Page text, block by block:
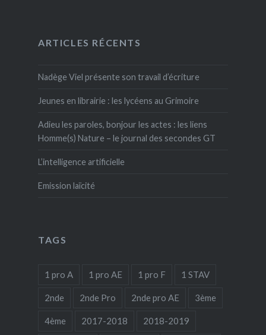
ARTICLES RÉCENTS
Nadège Viel présente son travail d’écriture
Jeunes en librairie : les lycéens au Grimoire
Adieu les paroles, bonjour les actes : les liens
Homme(s) Nature – le journal des secondes GT
L’intelligence artificielle
Emission laïcité
TAGS
1 pro A 1 pro AE 1 pro F 1 STAV
2nde 2nde Pro 2nde pro AE 3ème
4ème 2017-2018 2018-2019